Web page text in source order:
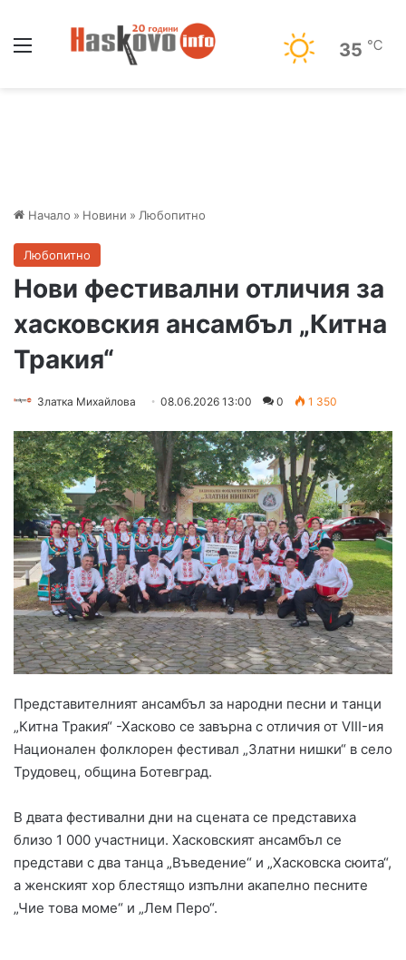
35 ℃
Начало » Новини » Любопитно
Любопитно
Нови фестивални отличия за
хасковския ансамбъл „Китна
Тракия“
Златка Михайлова 08.06.2026 13:00 0 1 350
Представителният ансамбъл за народни песни и танци
„Китна Тракия“ -Хасково се завърна с отличия от VIII-ия
Национален фолклорен фестивал „Златни нишки“ в село
Трудовец, община Ботевград.
В двата фестивални дни на сцената се представиха
близо 1 000 участници. Хасковският ансамбъл се
представи с два танца „Въведение“ и „Хасковска сюита“,
а женският хор блестящо изпълни акапелно песните
„Чие това моме“ и „Лем Перо“.